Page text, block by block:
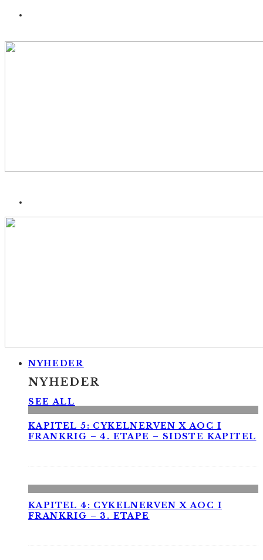
NYHEDER
NYHEDER
SEE ALL
KAPITEL 5: CYKELNERVEN X AOC I
FRANKRIG – 4. ETAPE – SIDSTE KAPITEL
KAPITEL 4: CYKELNERVEN X AOC I
FRANKRIG – 3. ETAPE